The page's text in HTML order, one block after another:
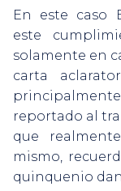
En este caso
este
solamente en
carta
reportado al
que
mismo,
quinquenio